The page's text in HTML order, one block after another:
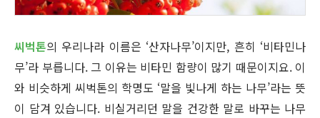
씨벅톤의 우리나라 이름은 ‘산자나무’이지만, 흔히 ‘비타민나
무’라 부릅니다. 그 이유는 비타민 함량이 많기 때문이지요. 이
와 비슷하게 씨벅톤의 학명도 ‘말을 빛나게 하는 나무’라는 뜻
이 담겨 있습니다. 비실거리던 말을 건강한 말로 바꾸는 나무